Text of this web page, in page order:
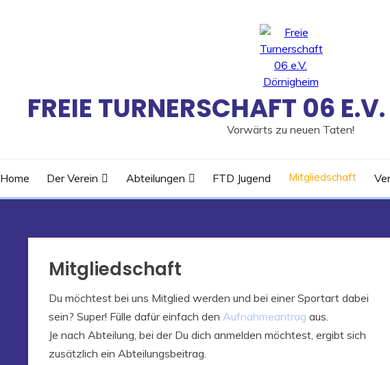
FREIE TURNERSCHAFT 06
Vorwärts zu neuen Taten!
Home Der Verein Abteilungen FTD Jugend Mitgliedschaft
Mitgliedschaft
Du möchtest bei uns Mitglied werden und bei einer Sportart dabei
sein? Super! Fülle dafür einfach den Aufnahmeantrag aus.
Je nach Abteilung, bei der Du dich anmelden möchtest, ergibt sich
zusätzlich ein Abteilungsbeitrag.